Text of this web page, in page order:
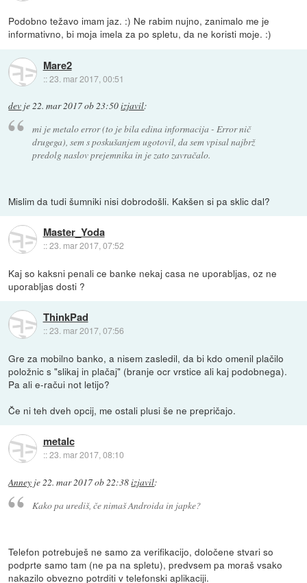
Podobno težavo imam jaz. :) Ne rabim nujno, zanimalo me je
informativno, bi moja imela za po spletu, da ne koristi moje. :)
Mare2
::23. mar 2017, 00:51
dev je22. mar 2017 ob 23:50izjavil:
mi je metalo error (to je bila edina informacija - Error nič
drugega), sem s poskušanjem ugotovil, da sem vpisal najbrž
predolg naslov prejemnika in je zato zavračalo.
Mislim da tudi šumniki nisi dobrodošli. Kakšen si pa sklic dal?
Master_Yoda
::23. mar 2017, 07:52
Kaj so kaksni penali ce banke nekaj casa ne uporabljas, oz ne
uporabljas dosti ?
ThinkPad
::23. mar 2017, 07:56
Gre za mobilno banko, a nisem zasledil, da bi kdo omenil plačilo
položnic s "slikaj in plačaj" (branje ocr vrstice ali kaj podobnega).
Pa ali e-račui not letijo?
Če ni teh dveh opcij, me ostali plusi še ne prepričajo.
metalc
::23. mar 2017, 08:10
Anney je22. mar 2017 ob 22:38izjavil:
Kako pa urediš, če nimaš Androida in japke?
Telefon potrebuješ ne samo za verifikacijo, določene stvari so
podprte samo tam (ne pa na spletu), predvsem pa moraš vsako
nakazilo obvezno potrditi v telefonski aplikaciji.